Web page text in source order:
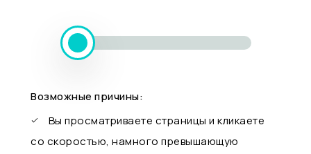
Возможные причины:
Вы просматриваете страницы и кликаете
со скоростью, намного превышающую